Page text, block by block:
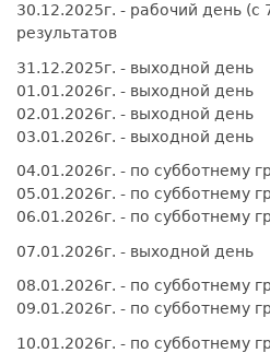
30.12.2025г. - рабочий день
результатов
31.12.2025г. - выходной день
01.01.2026г. - выходной день
02.01.2026г. - выходной день
03.01.2026г. - выходной день
04.01.2026г. - по субботнему
05.01.2026г. - по субботнему
06.01.2026г. - по субботнему
07.01.2026г. - выходной день
08.01.2026г. - по субботнему
09.01.2026г. - по субботнему
10.01.2026г. - по субботнему